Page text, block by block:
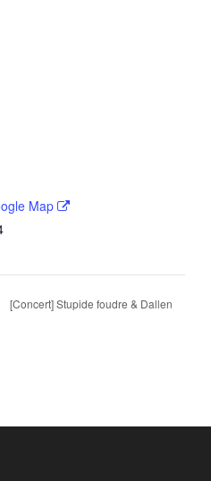
Map
[Concert] Stupide foudre & Dallen